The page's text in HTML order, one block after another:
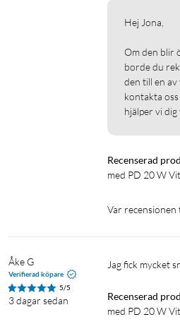
För laddning av alla dina
familjens USB-enheter, som
läsplattor. Oavsett om din enhet
Micro-USB eller trådlöst, så finns
till den standars som din enhet
Inspänning: 100-240 V
GaN Fungerar med MagSafe
Laddare för iPhone 6 Laddare
Hej Jona,
Om den blir
borde du
den till en
kontakta
hjälper vi dig
Recenserad
med PD 20 W Vit
Var recensionen
Åke G
Verifierad köpare
5/5
3 dagar sedan
Jag fick mycket
Recenserad
med PD 20 W Vit